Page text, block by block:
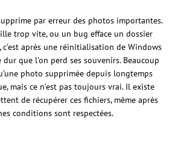
par erreur des photos importantes.
trop vite, ou un bug efface un dossier
c’est après une réinitialisation de Windows
que l’on perd ses souvenirs. Beaucoup
photo supprimée depuis longtemps
mais ce n’est pas toujours vrai. Il existe
de récupérer ces fichiers, même après
conditions sont respectées.